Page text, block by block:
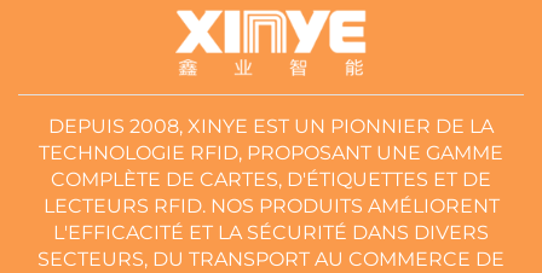
DEPUIS 2008, XINYE EST UN PIONNIER DE LA
TECHNOLOGIE RFID, PROPOSANT UNE GAMME
COMPLÈTE DE CARTES, D'ÉTIQUETTES ET DE
LECTEURS RFID. NOS PRODUITS AMÉLIORENT
L'EFFICACITÉ ET LA SÉCURITÉ DANS DIVERS
SECTEURS, DU TRANSPORT AU COMMERCE DE